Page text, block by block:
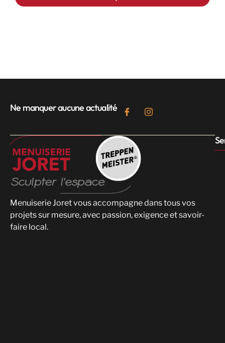
Ne manquer aucune actualité
Menuiserie Joret vous accompagne dans tous vos
projets sur mesure, avec passion, exigence et savoir-
faire local.